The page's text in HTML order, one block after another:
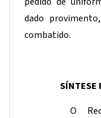
dado
combatido.
SÍNTESE
O